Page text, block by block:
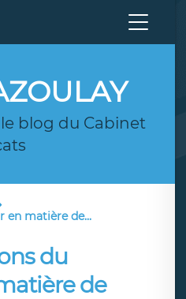
blog du Cabinet
en matière de...
du
de